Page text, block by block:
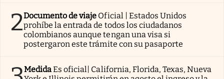
2Documento de viaje Oficial | Estados Unidos
prohíbe la entrada de todos los ciudadanos
colombianos aunque tengan una visa si
postergaron este trámite con su pasaporte
MedidaEs oficial| California, Florida, Texas, Nueva